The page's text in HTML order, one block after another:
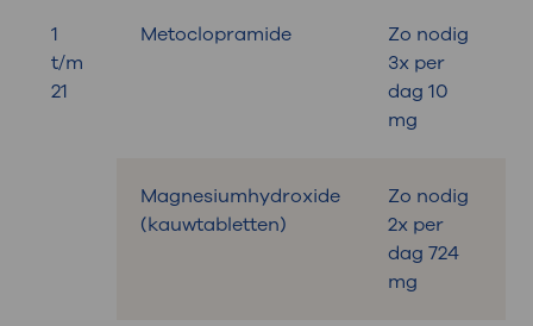
1
t/m
21
Metoclopramide
Zo nodig
3x per
dag 10
mg
Magnesiumhydroxide
(kauwtabletten)
Zo nodig
2x per
dag 724
mg